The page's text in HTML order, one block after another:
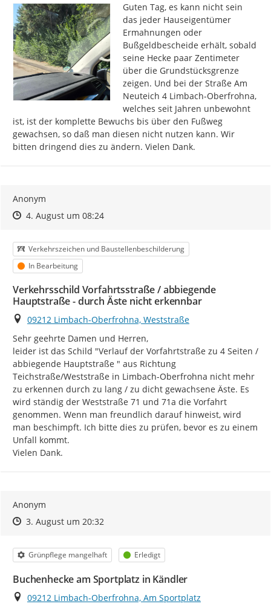
Guten Tag, es kann nicht sein
das jeder Hauseigentümer
Ermahnungen oder
Bußgeldbescheide erhält, sobald
seine Hecke paar Zentimeter
über die Grundstücksgrenze
zeigen. Und bei der Straße Am
Neuteich 4 Limbach-Oberfrohna,
welches seit Jahren unbewohnt
ist, ist der komplette Bewuchs bis über den Fußweg
gewachsen, so daß man diesen nicht nutzen kann. Wir
bitten dringend dies zu ändern. Vielen Dank.
Anonym
Zeitpunkt des Erstellens
Zeitpunkt des Erstellens
4. August um 08:24Zur Äußerung
Kategorie
Verkehrszeichen und Baustellenbeschilderung
Status
In Bearbeitung
Verkehrsschild Vorfahrtsstraße / abbiegende
Hauptstraße - durch Äste nicht erkennbar
Ort
09212 Limbach-Oberfrohna, Weststraße
Sehr geehrte Damen und Herren,
leider ist das Schild "Verlauf der Vorfahrtstraße zu 4 Seiten /
abbiegende Hauptstraße " aus Richtung
Teichstraße/Weststraße in Limbach-Oberfrohna nicht mehr
zu erkennen durch zu lang / zu dicht gewachsene Äste. Es
wird ständig der Weststraße 71 und 71a die Vorfahrt
genommen. Wenn man freundlich darauf hinweist, wird
man beschimpft. Ich bitte dies zu prüfen, bevor es zu einem
Unfall kommt.
Vielen Dank.
Anonym
Zeitpunkt des Erstellens
Zeitpunkt des Erstellens
3. August um 20:32Zur Äußerung
Kategorie
Grünpflege mangelhaft Status
Erledigt
Buchenhecke am Sportplatz in Kändler
Ort
09212 Limbach-Oberfrohna, Am Sportplatz